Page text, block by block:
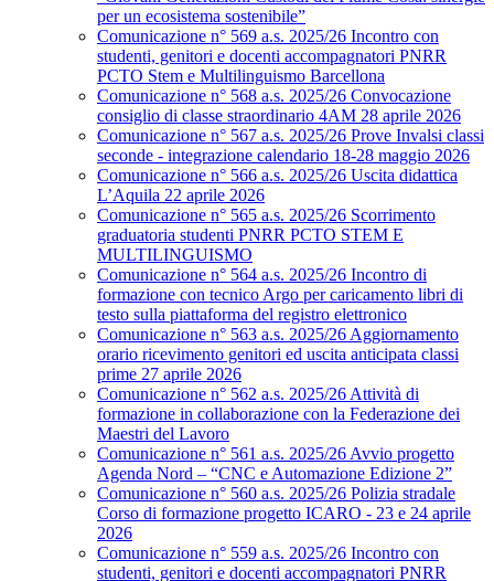
per un ecosistema sostenibile”
Comunicazione n° 569 a.s. 2025/26 Incontro con
studenti, genitori e docenti accompagnatori PNRR
PCTO Stem e Multilinguismo Barcellona
Comunicazione n° 568 a.s. 2025/26 Convocazione
consiglio di classe straordinario 4AM 28 aprile 2026
Comunicazione n° 567 a.s. 2025/26 Prove Invalsi classi
seconde - integrazione calendario 18-28 maggio 2026
Comunicazione n° 566 a.s. 2025/26 Uscita didattica
L’Aquila 22 aprile 2026
Comunicazione n° 565 a.s. 2025/26 Scorrimento
graduatoria studenti PNRR PCTO STEM E
MULTILINGUISMO
Comunicazione n° 564 a.s. 2025/26 Incontro di
formazione con tecnico Argo per caricamento libri di
testo sulla piattaforma del registro elettronico
Comunicazione n° 563 a.s. 2025/26 Aggiornamento
orario ricevimento genitori ed uscita anticipata classi
prime 27 aprile 2026
Comunicazione n° 562 a.s. 2025/26 Attività di
formazione in collaborazione con la Federazione dei
Maestri del Lavoro
Comunicazione n° 561 a.s. 2025/26 Avvio progetto
Agenda Nord – “CNC e Automazione Edizione 2”
Comunicazione n° 560 a.s. 2025/26 Polizia stradale
Corso di formazione progetto ICARO - 23 e 24 aprile
2026
Comunicazione n° 559 a.s. 2025/26 Incontro con
studenti, genitori e docenti accompagnatori PNRR